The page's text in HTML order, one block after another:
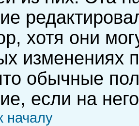
хотя они
изменениях
обычные
если на
началу